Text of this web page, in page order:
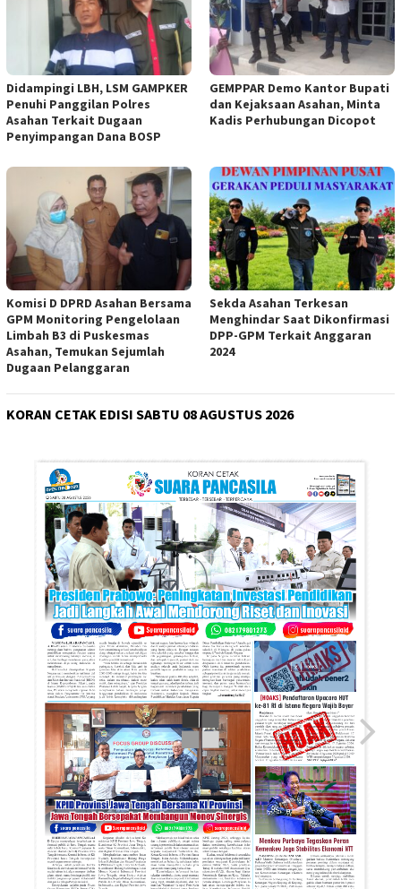
Didampingi LBH, LSM GAMPKER
Penuhi Panggilan Polres
Asahan Terkait Dugaan
Penyimpangan Dana BOSP
GEMPPAR Demo Kantor Bupati
dan Kejaksaan Asahan, Minta
Kadis Perhubungan Dicopot
Komisi D DPRD Asahan Bersama
GPM Monitoring Pengelolaan
Limbah B3 di Puskesmas
Asahan, Temukan Sejumlah
Dugaan Pelanggaran
Sekda Asahan Terkesan
Menghindar Saat Dikonfirmasi
DPP-GPM Terkait Anggaran
2024
KORAN CETAK EDISI SABTU 08 AGUSTUS 2026